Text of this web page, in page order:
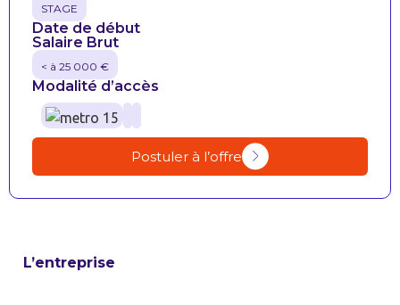
L’entreprise
STAGE
Date de début
Salaire Brut
< à 25 000 €
Modalité d’accès
Postuler à l’offre